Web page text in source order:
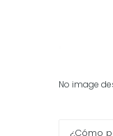
No image